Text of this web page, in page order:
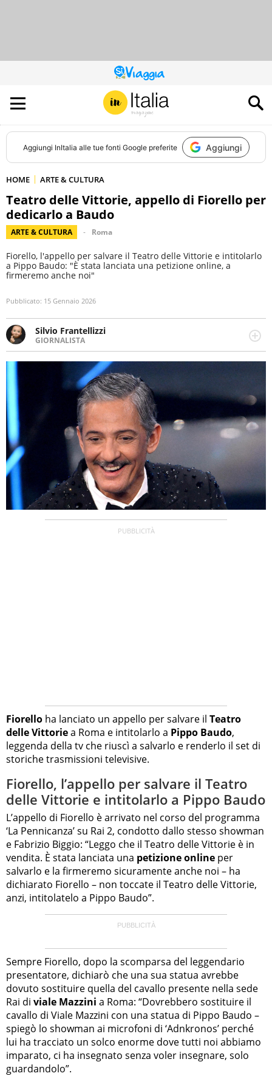
QUESTO
SITO
CONTRIBUISCE
ALL’AUDIENCE
DI
Aggiungi InItalia alle tue fonti Google preferite Aggiungi
HOME ARTE & CULTURA
Teatro delle Vittorie, appello di Fiorello per
dedicarlo a Baudo
ARTE & CULTURA Roma
Fiorello, l'appello per salvare il Teatro delle Vittorie e intitolarlo
a Pippo Baudo: "È stata lanciata una petizione online, a
firmeremo anche noi"
Pubblicato: 15 Gennaio 2026
Silvio Frantellizzi
GIORNALISTA
Giornalista pubblicista. Da oltre dieci anni si occupa di
informazione sul web, scrivendo di sport, attualità,
cronaca, motori, spettacolo e videogame.
Fiorello ha lanciato un appello per salvare il Teatro
delle Vittoriea Roma e intitolarlo a Pippo Baudo,
leggenda della tv che riuscì a salvarlo e renderlo il set di
storiche trasmissioni televisive.
Fiorello, l’appello per salvare il Teatro
delle Vittorie e intitolarlo a Pippo Baudo
L’appello di Fiorello è arrivato nel corso del programma
‘La Pennicanza’ su Rai 2, condotto dallo stesso showman
e Fabrizio Biggio: “Leggo che il Teatro delle Vittorie è in
vendita. È stata lanciata una petizione online per
salvarlo e la firmeremo sicuramente anche noi – ha
dichiarato Fiorello – non toccate il Teatro delle Vittorie,
anzi, intitolatelo a Pippo Baudo”.
Sempre Fiorello, dopo la scomparsa del leggendario
presentatore, dichiarò che una sua statua avrebbe
dovuto sostituire quella del cavallo presente nella sede
Rai di viale Mazzini a Roma: “Dovrebbero sostituire il
cavallo di Viale Mazzini con una statua di Pippo Baudo –
spiegò lo showman ai microfoni di ‘Adnkronos’ perché
lui ha tracciato un solco enorme dove tutti noi abbiamo
imparato, ci ha insegnato senza voler insegnare, solo
guardandolo”.